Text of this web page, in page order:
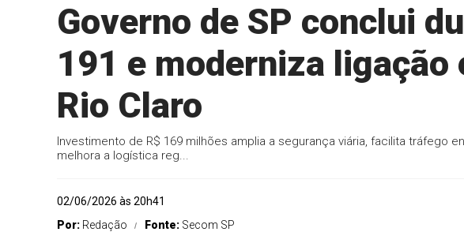
Governo de SP conclui
191 e moderniza ligação
Rio Claro
Investimento de R$ 169 milhões amplia a segurança viária, facilita tráfego
melhora a logística reg...
02/06/2026 às 20h41
Por: Redação Fonte: Secom SP